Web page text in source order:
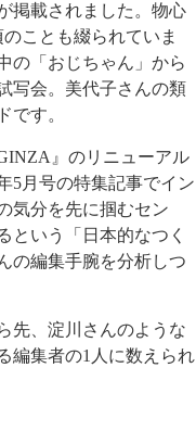
掲載されました。物心
ことも綴られていま
の「おじちゃん」から
写会。美代子さんの類
です。
』のリニューアル
5月号の特集記事でイン
気分を先に掴むセン
という「日本的なつく
の編集手腕を分析しつ
先、淀川さんのような
編集者の1 人に数えられ